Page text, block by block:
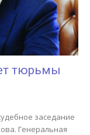
тюрьмы
заседание
Генеральная